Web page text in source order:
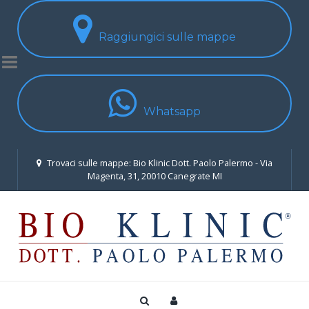
Raggiungici sulle mappe
Whatsapp
Trovaci sulle mappe: Bio Klinic Dott. Paolo Palermo - Via
Magenta, 31, 20010 Canegrate MI